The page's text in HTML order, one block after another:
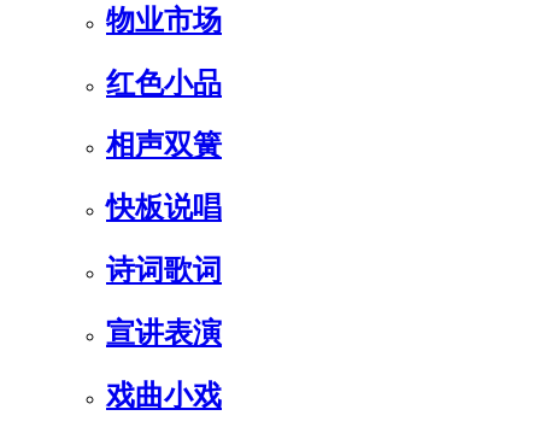
物业市场
红色小品
相声双簧
快板说唱
诗词歌词
宣讲表演
戏曲小戏